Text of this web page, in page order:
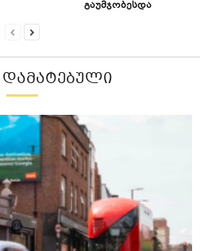
გაუმჯობესდა